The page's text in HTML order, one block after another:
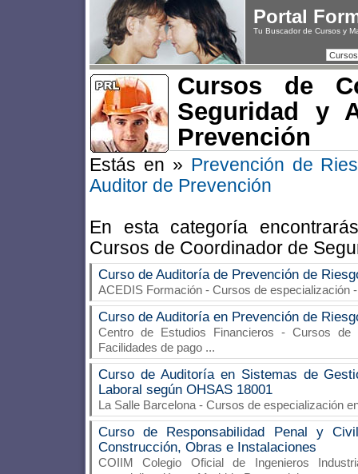
Portal
Tu Buscador de Cursos y
Cursos de
Seguridad y
Prevención
Estás en » Prevención de
Auditor de Prevención
En esta categoría
Cursos de Coordinador de
Curso de Auditoría de Prevención de
ACEDIS Formación - Cursos de especialización
Curso de Auditoría en Prevención de
Centro de Estudios Financieros - Cursos de
Facilidades de pago ...
Curso de Auditoría en Sistemas de
Laboral según OHSAS 18001
La Salle Barcelona - Cursos de especialización
Curso de Responsabilidad Penal y
Construcción, Obras e Instalaciones
COIIM Colegio Oficial de Ingenieros